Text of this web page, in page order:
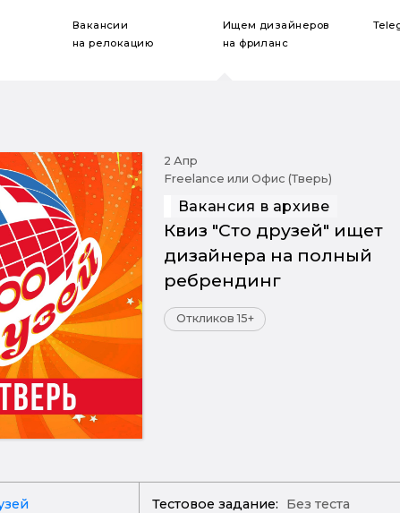
Вакансии
на релокацию
Ищем дизайнеров
на фриланс
2 Апр
Freelance или Офис (Тверь)
Вакансия в архиве
Квиз "Сто друзей" ищет
дизайнера на полный
ребрендинг
Откликов 15+
Тестовое задание: Без теста